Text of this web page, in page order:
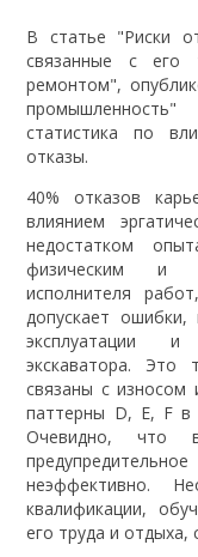
В статье "Риски
связанные с его
ремонтом",
статистика по
отказы.
40% отказов
влиянием
недостатком
физическим и
исполнителя
допускает
эксплуатации и
экскаватора.
связаны с износом
паттерны D, E, F в
Очевидно, что
неэффективно.
квалификации,
его труда и отдыха,